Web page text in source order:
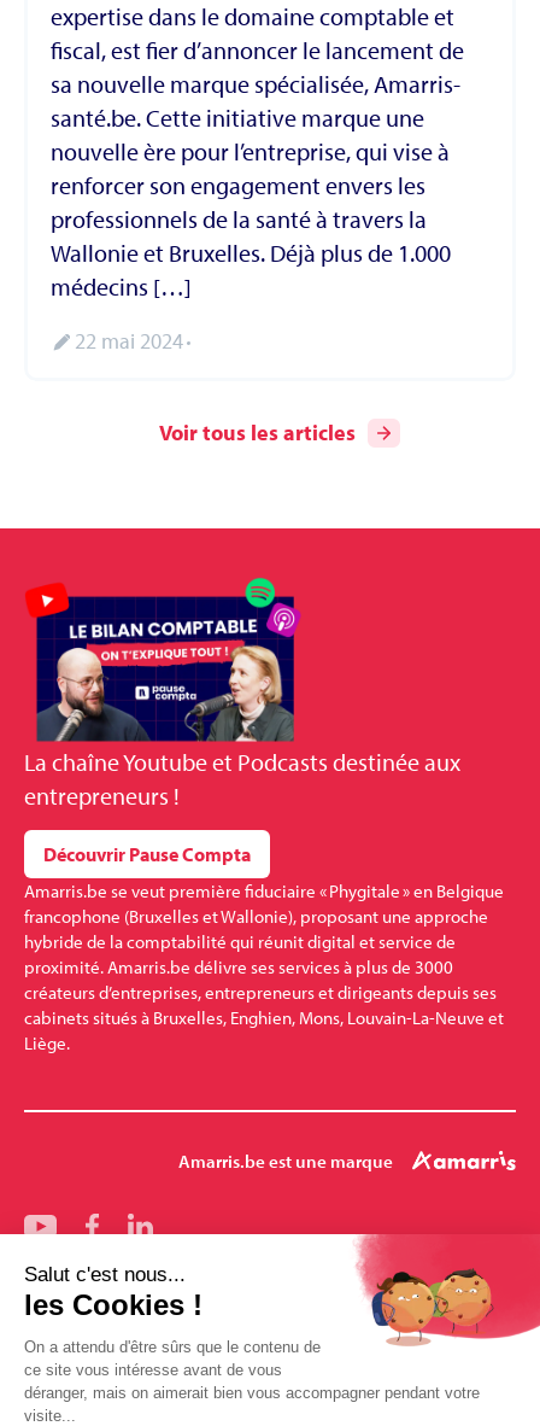
expertise dans le domaine comptable et
fiscal, est fier d’annoncer le lancement de
sa nouvelle marque spécialisée, Amarris-
santé.be. Cette initiative marque une
nouvelle ère pour l’entreprise, qui vise à
renforcer son engagement envers les
professionnels de la santé à travers la
Wallonie et Bruxelles. Déjà plus de 1.000
médecins […]
22 mai 2024
Voir tous les articles
La chaîne Youtube et Podcasts destinée aux
entrepreneurs !
Découvrir Pause Compta
Amarris.be se veut première fiduciaire « Phygitale » en Belgique
francophone (Bruxelles et Wallonie), proposant une approche
hybride de la comptabilité qui réunit digital et service de
proximité. Amarris.be délivre ses services à plus de 3000
créateurs d’entreprises, entrepreneurs et dirigeants depuis ses
cabinets situés à Bruxelles, Enghien, Mons, Louvain-La-Neuve et
Liège.
Amarris.be est une marque
Bruxelles
Enghien
Mons
Louvain-la-Neuve
Pharmalex
Amarris-Santé